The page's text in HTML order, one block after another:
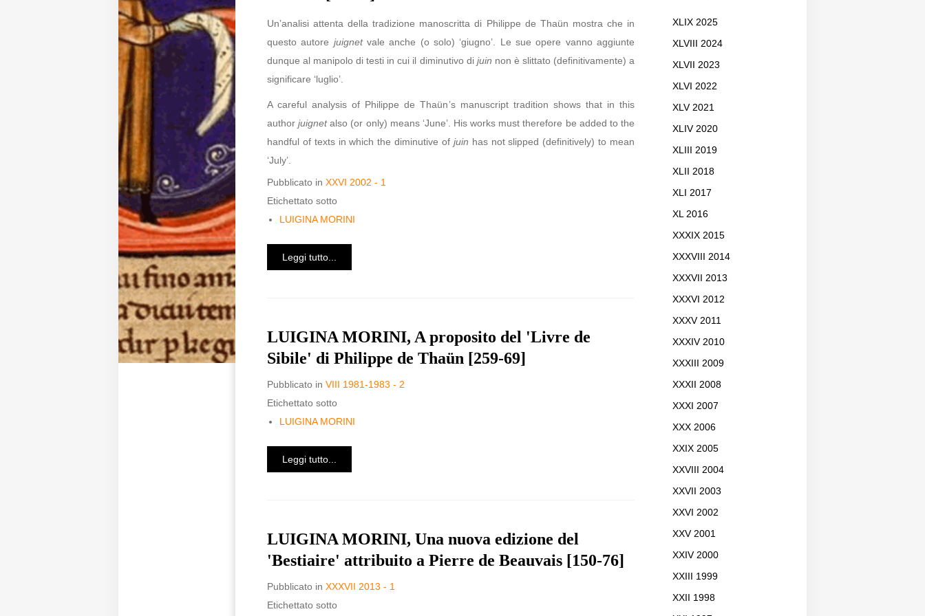
direzione@medioevoromanzo.it
Un’analisi attenta della tradizione manoscritta di Philippe de Thaün mostra che in
questo autore juignetvale anche (o solo) ‘giugno’. Le sue opere vanno aggiunte
dunque al manipolo di testi in cui il diminutivo di juin non è slittato (definitivamente) a
significare ‘luglio’.
A careful analysis of Philippe de Thaün’s manuscript tradition shows that in this
authorjuignetalso (or only) means ‘June’. His works must therefore be added to the
handful of texts in which the diminutive of juin has not slipped (definitively) to mean
‘July’.
Pubblicato in XXVI 2002 - 1
Etichettato sotto
LUIGINA MORINI
Leggi tutto...
LUIGINA MORINI, A proposito del 'Livre de
Sibile' di Philippe de Thaün [259-69]
Pubblicato in VIII 1981-1983 - 2
Etichettato sotto
LUIGINA MORINI
Leggi tutto...
LUIGINA MORINI, Una nuova edizione del
'Bestiaire' attribuito a Pierre de Beauvais [150-76]
Pubblicato in XXXVII 2013 - 1
Etichettato sotto
XLIX 2025
XLVIII 2024
XLVII 2023
XLVI 2022
XLV 2021
XLIV 2020
XLIII 2019
XLII 2018
XLI 2017
XL 2016
XXXIX 2015
XXXVIII 2014
XXXVII 2013
XXXVI 2012
XXXV 2011
XXXIV 2010
XXXIII 2009
XXXII 2008
XXXI 2007
XXX 2006
XXIX 2005
XXVIII 2004
XXVII 2003
XXVI 2002
XXV 2001
XXIV 2000
XXIII 1999
XXII 1998